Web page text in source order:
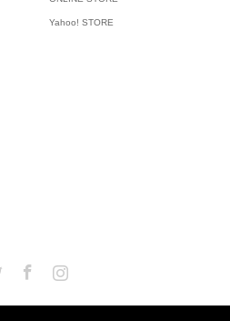
Yahoo! STORE
Twitter Facebook